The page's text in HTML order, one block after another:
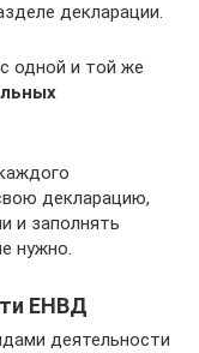
декларации.
одной и той же
декларацию,
и заполнять
нужно.
ЕНВД
деятельности